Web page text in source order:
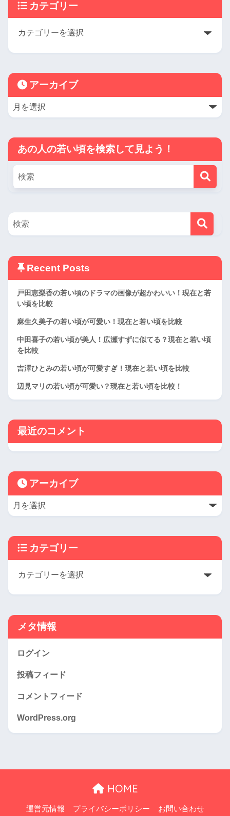
カテゴリー
アーカイブ
あの人の若い頃を検索して見よう！
Recent Posts
戸田恵梨香の若い頃のドラマの画像が超かわいい！現在と若
い頃を比較
麻生久美子の若い頃が可愛い！現在と若い頃を比較
中田喜子の若い頃が美人！広瀬すずに似てる？現在と若い頃
を比較
吉澤ひとみの若い頃が可愛すぎ！現在と若い頃を比較
辺見マリの若い頃が可愛い？現在と若い頃を比較！
最近のコメント
アーカイブ
カテゴリー
メタ情報
ログイン
投稿フィード
コメントフィード
WordPress.org
HOME
運営元情報 プライバシーポリシー お問い合わせ